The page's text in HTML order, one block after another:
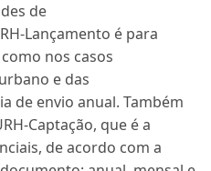
de
Lançamento é para
nos casos
e das
de envio anual. Também
Captação, que é a
de acordo com a